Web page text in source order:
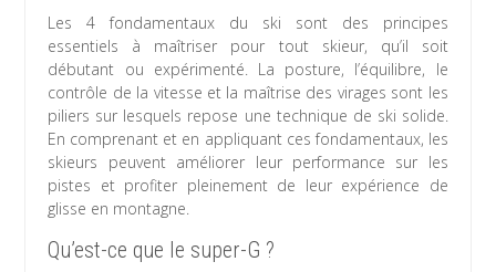
Les 4 fondamentaux du ski sont des principes
essentiels à maîtriser pour tout skieur, qu’il soit
débutant ou expérimenté. La posture, l’équilibre, le
contrôle de la vitesse et la maîtrise des virages sont les
piliers sur lesquels repose une technique de ski solide.
En comprenant et en appliquant ces fondamentaux, les
skieurs peuvent améliorer leur performance sur les
pistes et profiter pleinement de leur expérience de
glisse en montagne.
Qu’est-ce que le super-G ?